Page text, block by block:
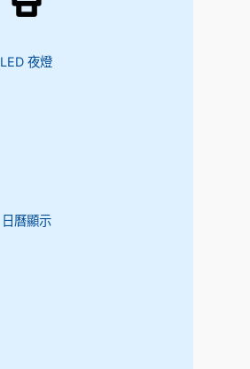
LED 夜燈
日曆顯示